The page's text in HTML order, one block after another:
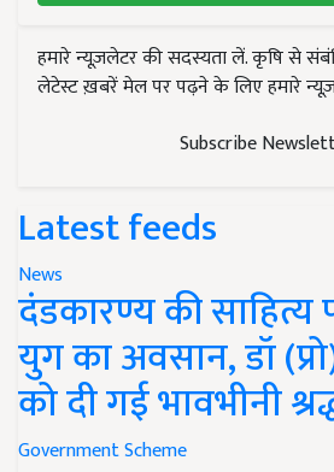
हमारे न्यूज़लेटर की सदस्यता लें. कृषि से
लेटेस्ट ख़बरें मेल पर पढ़ने के लिए हमारे
Subscribe
Latest feeds
News
दंडकारण्य की
युग का अवसान, डॉ
को दी गई भावभीनी
Government Scheme